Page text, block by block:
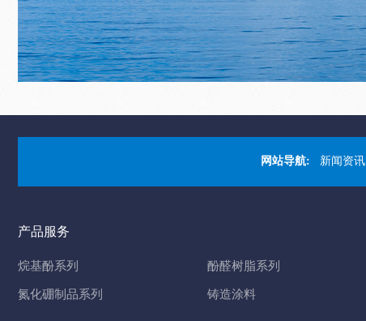
网站导航: 新闻资讯
产品服务
烷基酚系列 酚醛树脂系列
氮化硼制品系列 铸造涂料